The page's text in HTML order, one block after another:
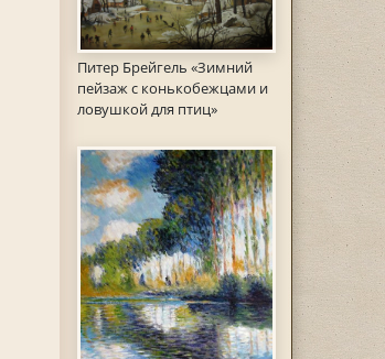
Питер Брейгель «Зимний
пейзаж с конькобежцами и
ловушкой для птиц»